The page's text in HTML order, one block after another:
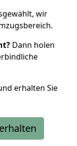
wir
Dann holen
erhalten Sie